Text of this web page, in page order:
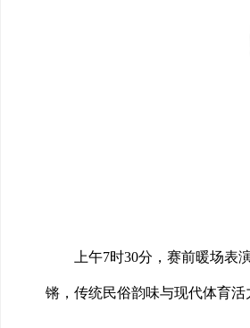
上午7时30分，赛前暖场
锵，传统民俗韵味与现代体育